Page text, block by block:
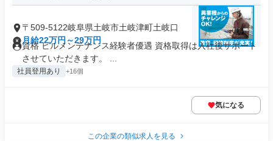
〒509-5122岐阜県土岐市土岐津町土岐口
月給22万円～29万円
資格 ビルメンテナンス経験者優遇 資格取得は入社後サポート
させていただきます。 ...
社員登用あり +16個
気になる
この企業の類似求人を見る